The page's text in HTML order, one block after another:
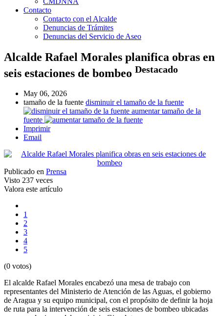
Contacto
Contacto con el Alcalde
Denuncias de Trámites
Denuncias del Servicio de Aseo
Alcalde Rafael Morales planifica obras en
seis estaciones de bombeo Destacado
May 06, 2026
tamaño de la fuente disminuir el tamaño de la fuente
aumentar tamaño de la
fuente
Imprimir
Email
Publicado en Prensa
Visto 237 veces
Valora este artículo
1
2
3
4
5
(0 votos)
El alcalde Rafael Morales encabezó una mesa de trabajo con
representantes del Ministerio de Atención de las Aguas, el gobierno
de Aragua y su equipo municipal, con el propósito de definir la hoja
de ruta para la intervención de seis estaciones de bombeo ubicadas